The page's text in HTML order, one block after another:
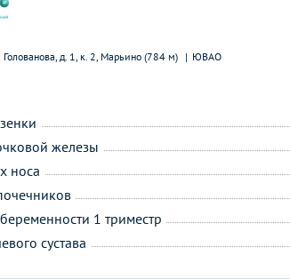
д. 1, к. 2, Марьино (784 м) ЮВАО
железы
носа
1 триместр
сустава